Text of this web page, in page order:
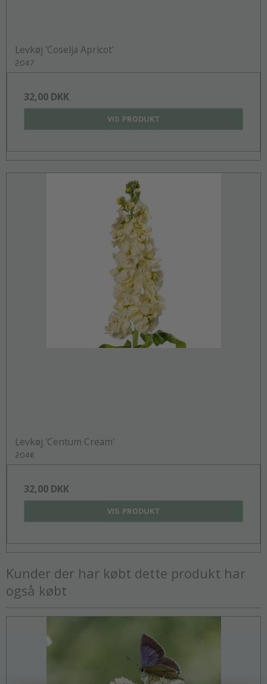
Levkøj 'Coselja Apricot'
2047
32,00 DKK
VIS PRODUKT
Levkøj 'Centum Cream'
2046
32,00 DKK
VIS PRODUKT
Kunder der har købt dette produkt har
også købt